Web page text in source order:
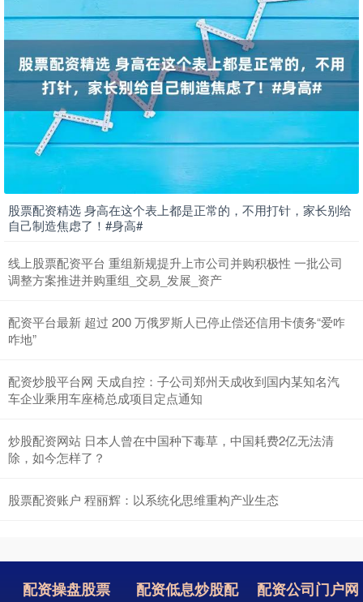
股票配资精选 身高在这个表上都是正常的，不用打针，家长别给
自己制造焦虑了！#身高#
线上股票配资平台 重组新规提升上市公司并购积极性 一批公司
调整方案推进并购重组_交易_发展_资产
配资平台最新 超过 200 万俄罗斯人已停止偿还信用卡债务“爱咋
咋地”
配资炒股平台网 天成自控：子公司郑州天成收到国内某知名汽
车企业乘用车座椅总成项目定点通知
炒股配资网站 日本人曾在中国种下毒草，中国耗费2亿无法清
除，如今怎样了？
股票配资账户 程丽辉：以系统化思维重构产业生态
配资操盘股票
配资低息炒股配
配资公司门户网